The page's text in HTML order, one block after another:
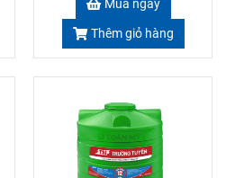
Mua ngay
Thêm giỏ hàng